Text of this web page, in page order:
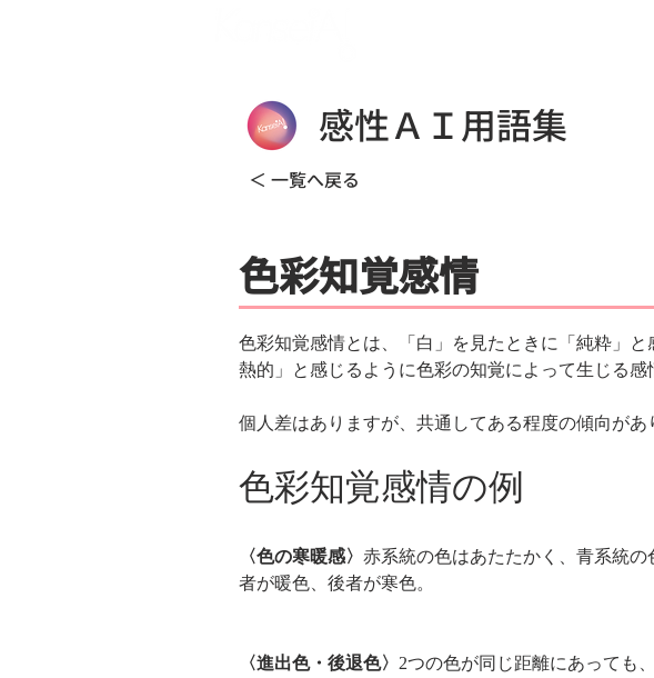
感性ＡＩ用語集
＜ 一覧へ戻る
色彩知覚感情
色彩知覚感情とは、「白」を見たときに「純粋」
熱的」と感じるように色彩の知覚によって生じる感
個人差はありますが、共通してある程度の傾向があ
色彩知覚感情の例
〈色の寒暖感〉 赤系統の色はあたたかく、青系統
者が暖色、後者が寒色。
〈進出色・後退色〉 2つの色が同じ距離にあっても